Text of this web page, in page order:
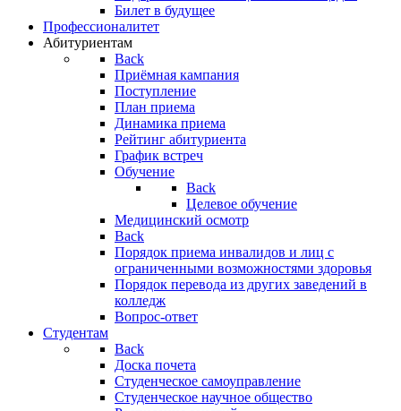
Билет в будущее
Профессионалитет
Абитуриентам
Back
Приёмная кампания
Поступление
План приема
Динамика приема
Рейтинг абитуриента
График встреч
Обучение
Back
Целевое обучение
Медицинский осмотр
Back
Порядок приема инвалидов и лиц с
ограниченными возможностями здоровья
Порядок перевода из других заведений в
колледж
Вопрос-ответ
Студентам
Back
Доска почета
Студенческое самоуправление
Студенческое научное общество